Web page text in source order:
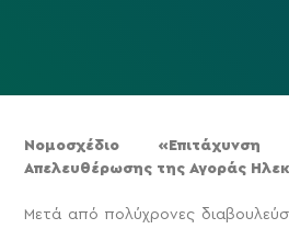
Νομοσχέδιο
Απελευθέρωσης της Αγοράς
Μετά από πολύχρονες